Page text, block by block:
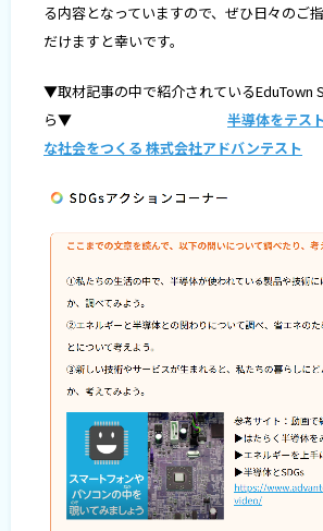
る内容となっていますので、ぜひ日々のご
だけますと幸いです。
▼取材記事の中で紹介されているEduTown
ら▼ 半導体をテス
な社会をつくる 株式会社アドバンテスト